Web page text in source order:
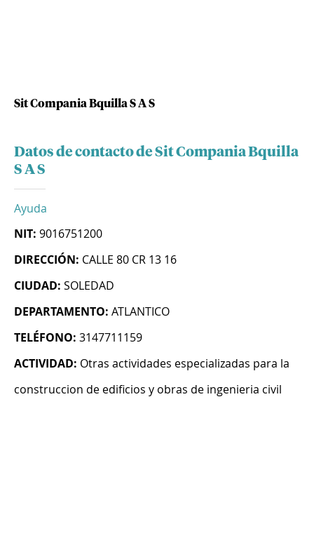
Sit Compania Bquilla S A S
Datos de contacto de Sit Compania Bquilla
S A S
Ayuda
NIT: 9016751200
DIRECCIÓN: CALLE 80 CR 13 16
CIUDAD: SOLEDAD
DEPARTAMENTO: ATLANTICO
TELÉFONO: 3147711159
ACTIVIDAD: Otras actividades especializadas para la
construccion de edificios y obras de ingenieria civil